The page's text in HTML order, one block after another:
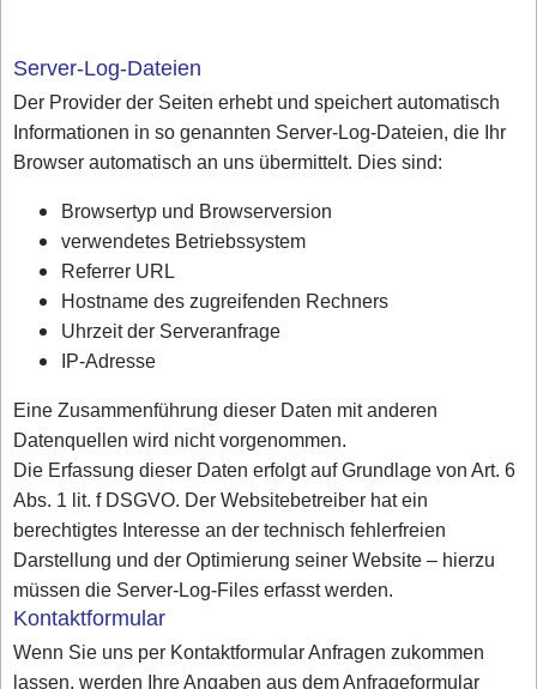
Server-Log-Dateien
Der Provider der Seiten erhebt und speichert automatisch
Informationen in so genannten Server-Log-Dateien, die Ihr
Browser automatisch an uns übermittelt. Dies sind:
Browsertyp und Browserversion
verwendetes Betriebssystem
Referrer URL
Hostname des zugreifenden Rechners
Uhrzeit der Serveranfrage
IP-Adresse
Eine Zusammenführung dieser Daten mit anderen
Datenquellen wird nicht vorgenommen.
Die Erfassung dieser Daten erfolgt auf Grundlage von Art. 6
Abs. 1 lit. f DSGVO. Der Websitebetreiber hat ein
berechtigtes Interesse an der technisch fehlerfreien
Darstellung und der Optimierung seiner Website – hierzu
müssen die Server-Log-Files erfasst werden.
Kontaktformular
Wenn Sie uns per Kontaktformular Anfragen zukommen
lassen, werden Ihre Angaben aus dem Anfrageformular